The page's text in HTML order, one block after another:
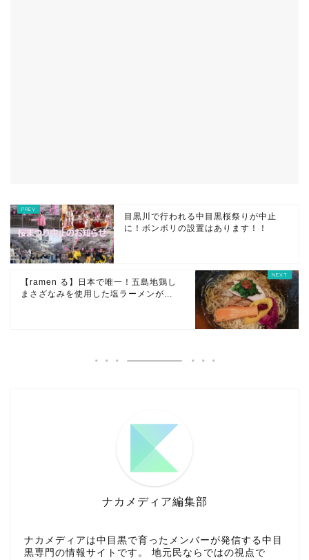
目黒川で行われる中目黒桜祭りが中止
に！ボンボリの設置はあります！！
【ramen る】日本で唯一！五島地鶏し
まさざなみを使用した塩ラーメンが...
ナカメディア編集部
ナカメディアは中目黒で育ったメンバーが発信する中目
黒専門の情報サイトです。 地元民ならではの視点で